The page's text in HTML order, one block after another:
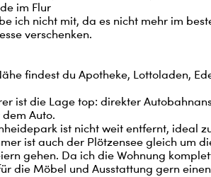
im Flur
ich nicht mit, da es nicht mehr im
verschenken.
findest du Apotheke, Lottoladen,
ist die Lage top: direkter
Auto.
ist nicht weit entfernt, ideal
ist auch der Plötzensee gleich um
gehen. Da ich die Wohnung
die Möbel und Ausstattung gern